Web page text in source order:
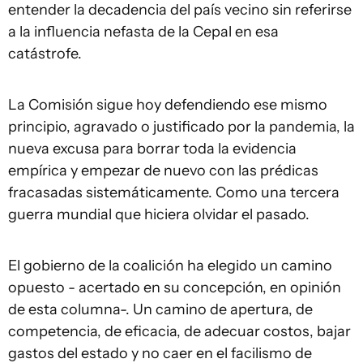
entender la decadencia del país vecino sin referirse
a la influencia nefasta de la Cepal en esa
catástrofe.
La Comisión sigue hoy defendiendo ese mismo
principio, agravado o justificado por la pandemia, la
nueva excusa para borrar toda la evidencia
empírica y empezar de nuevo con las prédicas
fracasadas sistemáticamente. Como una tercera
guerra mundial que hiciera olvidar el pasado.
El gobierno de la coalición ha elegido un camino
opuesto - acertado en su concepción, en opinión
de esta columna-. Un camino de apertura, de
competencia, de eficacia, de adecuar costos, bajar
gastos del estado y no caer en el facilismo de